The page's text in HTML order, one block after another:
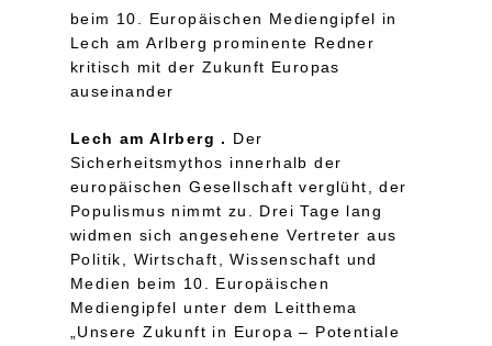
beim 10. Europäischen Mediengipfel in
Lech am Arlberg prominente Redner
kritisch mit der Zukunft Europas
auseinander
Lech am Alrberg . Der
Sicherheitsmythos innerhalb der
europäischen Gesellschaft verglüht, der
Populismus nimmt zu. Drei Tage lang
widmen sich angesehene Vertreter aus
Politik, Wirtschaft, Wissenschaft und
Medien beim 10. Europäischen
Mediengipfel unter dem Leitthema
„Unsere Zukunft in Europa – Potentiale